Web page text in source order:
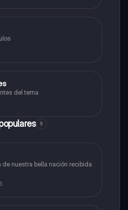
del tema
9
de nuestra bella nación recibida